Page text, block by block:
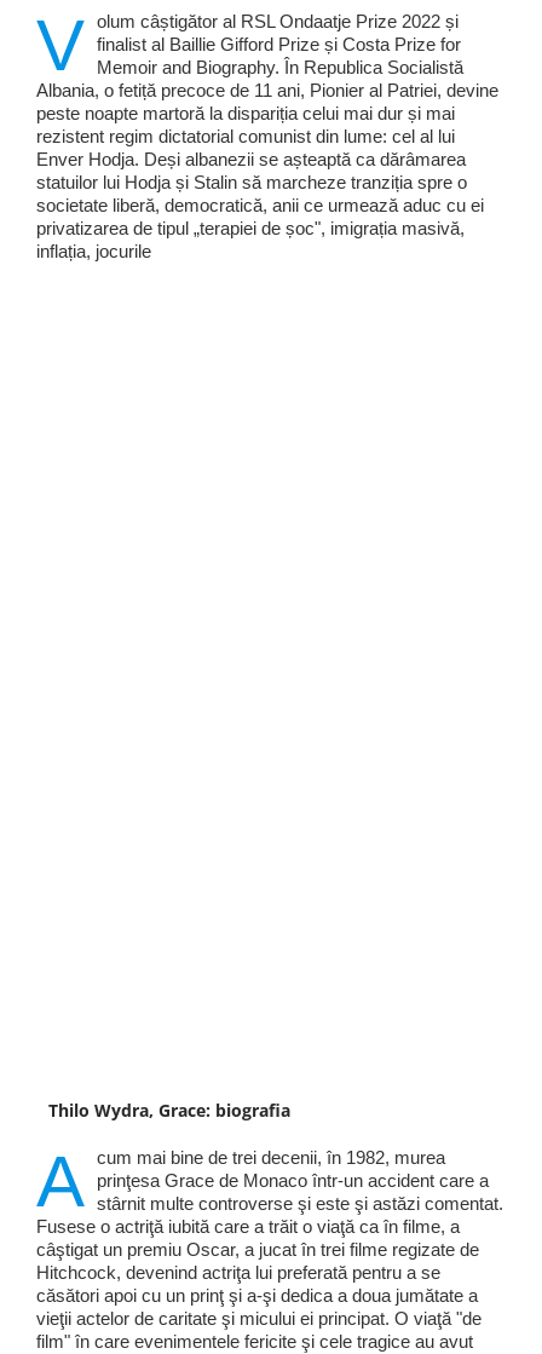
V olum câștigător al RSL Ondaatje Prize 2022 și
finalist al Baillie Gifford Prize și Costa Prize for
Memoir and Biography. În Republica Socialistă
Albania, o fetiță precoce de 11 ani, Pionier al Patriei, devine
peste noapte martoră la dispariția celui mai dur și mai
rezistent regim dictatorial comunist din lume: cel al lui
Enver Hodja. Deși albanezii se așteaptă ca dărâmarea
statuilor lui Hodja și Stalin să marcheze tranziția spre o
societate liberă, democratică, anii ce urmează aduc cu ei
privatizarea de tipul „terapiei de șoc", imigrația masivă,
inflația, jocurile
Thilo Wydra, Grace: biografia
A cum mai bine de trei decenii, în 1982, murea
prinţesa Grace de Monaco într-un accident care a
stârnit multe controverse şi este şi astăzi comentat.
Fusese o actriţă iubită care a trăit o viaţă ca în filme, a
câştigat un premiu Oscar, a jucat în trei filme regizate de
Hitchcock, devenind actriţa lui preferată pentru a se
căsători apoi cu un prinţ şi a-şi dedica a doua jumătate a
vieţii actelor de caritate şi micului ei principat. O viaţă "de
film" în care evenimentele fericite şi cele tragice au avut